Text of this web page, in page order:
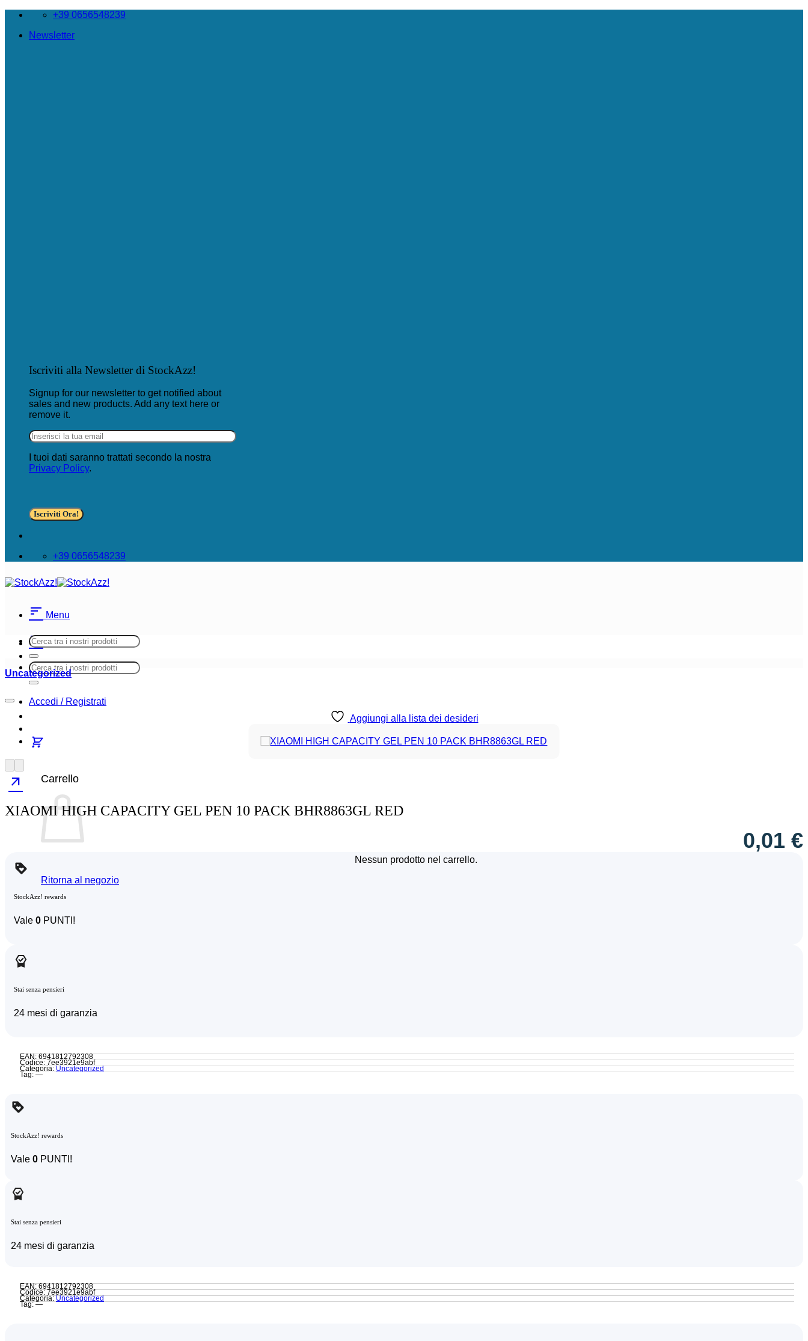
Salta
contenuti
+39 0656548239
Newsletter
Iscriviti alla Newsletter di StockAzz!
Signup for our newsletter to get notified about
sales and new products. Add any text here or
remove it.
I tuoi dati saranno trattati secondo la nostra
Privacy Policy.
+39 0656548239
sort Menu
sort Menu
Cerca:
Accedi / Registrati
Carrello
Nessun prodotto nel carrello.
Ritorna al negozio
Cerca:
Uncategorized
Aggiungi alla lista dei desideri
arrow_outward
XIAOMI HIGH CAPACITY GEL PEN 10 PACK BHR8863GL RED
0,01 €
StockAzz! rewards
Vale 0 PUNTI!
Stai senza pensieri
24 mesi di garanzia
EAN: 6941812792308
Codice: 7ee3921e9abf
Categoria:Uncategorized
Tag: —
StockAzz! rewards
Vale 0 PUNTI!
Stai senza pensieri
24 mesi di garanzia
EAN: 6941812792308
Codice: 7ee3921e9abf
Categoria:Uncategorized
Tag: —